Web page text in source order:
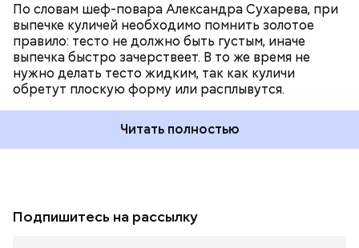
По словам шеф-повара Александра Сухарева, при
выпечке куличей необходимо помнить золотое
правило: тесто не должно быть густым, иначе
выпечка быстро зачерствеет. В то же время не
нужно делать тесто жидким, так как куличи
обретут плоскую форму или расплывутся.
Читать полностью
Подпишитесь на рассылку